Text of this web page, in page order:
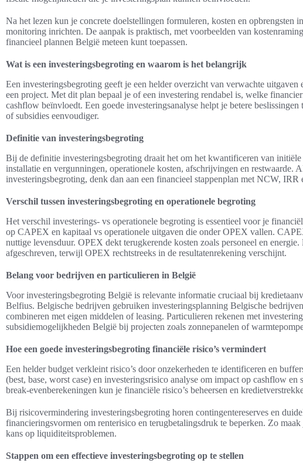
Na het lezen kun je concrete doelstellingen formuleren, kosten en opbrengsten
monitoring inrichten. De aanpak is praktisch, met voorbeelden van
financieel plannen België meteen kunt toepassen.
Wat is een investeringsbegroting en waarom is het belangrijk
Een investeringsbegroting geeft je een helder overzicht van verwachte uitgaven
een project. Met dit plan bepaal je of een investering rendabel is, welke
cashflow beïnvloedt. Een goede investeringsanalyse helpt je betere
of subsidies eenvoudiger.
Definitie van investeringsbegroting
Bij de definitie investeringsbegroting draait het om het kwantificeren van
installatie en vergunningen, operationele kosten, afschrijvingen en restwaarde.
investeringsbegroting, denk dan aan een financieel stappenplan met NCW, IRR
Verschil tussen investeringsbegroting en operationele begroting
Het verschil investerings- vs operationele begroting is essentieel voor je
op CAPEX en kapitaal vs operationele uitgaven die onder OPEX vallen.
nuttige levensduur. OPEX dekt terugkerende kosten zoals personeel en
afgeschreven, terwijl OPEX rechtstreeks in de resultatenrekening verschijnt.
Belang voor bedrijven en particulieren in België
Voor investeringsbegroting België is relevante informatie cruciaal bij
Belfius. Belgische bedrijven gebruiken investeringsplanning Belgische
combineren met eigen middelen of leasing. Particulieren rekenen met
subsidiemogelijkheden België bij projecten zoals zonnepanelen of
Hoe een goede investeringsbegroting financiële risico’s vermindert
Een helder budget verkleint risico’s door onzekerheden te identificeren en
(best, base, worst case) en investeringsrisico analyse om impact op cashflow en
break-evenberekeningen kun je financiële risico’s beheersen en
Bij risicovermindering investeringsbegroting horen contingentereserves en
financieringsvormen om renterisico en terugbetalingsdruk te beperken. Zo
kans op liquiditeitsproblemen.
Stappen om een effectieve investeringsbegroting op te stellen